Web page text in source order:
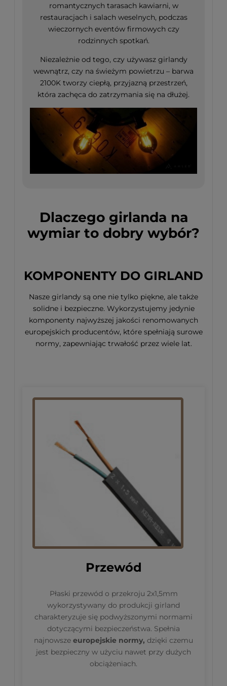
romantycznych tarasach kawiarni, w
restauracjach i salach weselnych, podczas
wieczornych eventów firmowych czy
rodzinnych spotkań.
Niezależnie od tego, czy używasz girlandy
wewnątrz, czy na świeżym powietrzu – barwa
2100K tworzy ciepłą, przyjazną przestrzeń,
która zachęca do zatrzymania się na dłużej.
Dlaczego girlanda na
wymiar to dobry wybór?
KOMPONENTY DO GIRLAND
Nasze girlandy są one nie tylko piękne, ale także
solidne i bezpieczne. Wykorzystujemy jedynie
komponenty najwyższej jakości renomowanych
europejskich producentów, które spełniają surowe
normy, zapewniając trwałość przez wiele lat.
Przewód
Płaski przewód o przekroju 2x1,5mm
wykorzystywany do produkcji girland
charakteryzuje się podwyższonymi normami
dotyczącymi bezpieczeństwa. Spełnia
najnowsze europejskie normy, dzięki czemu
jest bezpieczny w użyciu nawet przy dużych
obciążeniach.